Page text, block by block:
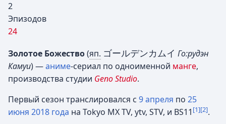
2
Эпизодов
24
Золотое Божество(яп. ゴールデンカムイ Го:рудэн
Камуи)—аниме-сериал по одноименной манге,
производства студии Geno Studio.
Первый сезон транслировался с 9 апреля по 25
июня 2018 года на Tokyo MX TV, ytv, STV, и BS11 [1][2].